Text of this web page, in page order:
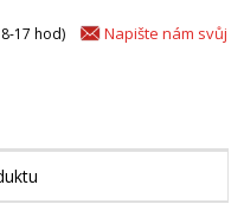
17 hod)
Napište nám svůj